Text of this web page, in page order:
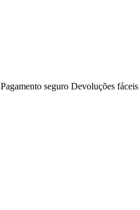
Pagamento seguro Devoluções fáceis